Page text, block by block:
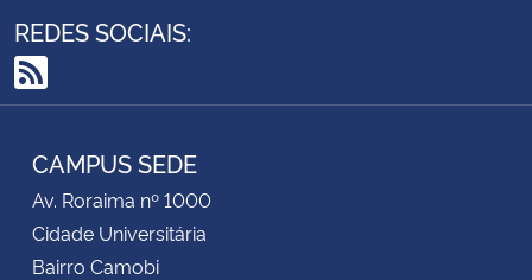
REDES SOCIAIS:
RSS
CAMPUS SEDE
Av. Roraima nº 1000
Cidade Universitária
Bairro Camobi